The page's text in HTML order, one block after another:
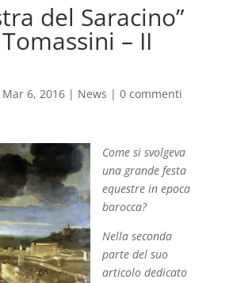
del Saracino”
– II
Mar 6, 2016| News | 0 commenti
Come si svolgeva
una grande festa
equestre in epoca
barocca?
Nella seconda
parte del suo
articolo dedicato